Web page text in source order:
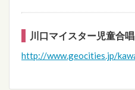
川口マイスター児童合
http://www.geocities.jp/